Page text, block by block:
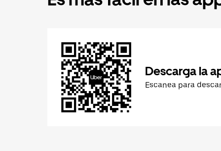
Descarga la
Escanea para